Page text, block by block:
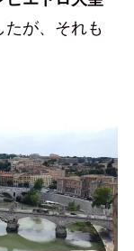
が、それも